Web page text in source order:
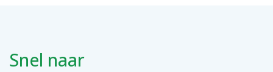
Snel naar